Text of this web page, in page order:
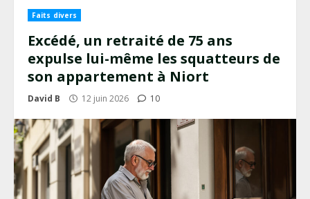
Faits divers
Excédé, un retraité de 75 ans
expulse lui-même les squatteurs de
son appartement à Niort
David B 12 juin 2026 10